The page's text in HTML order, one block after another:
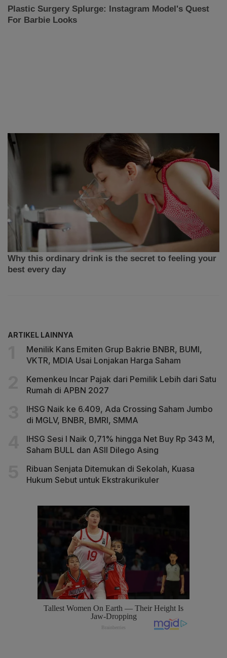
ARTIKEL LAINNYA
Menilik Kans Emiten Grup Bakrie BNBR, BUMI,
VKTR, MDIA Usai Lonjakan Harga Saham
Kemenkeu Incar Pajak dari Pemilik Lebih dari Satu
Rumah di APBN 2027
IHSG Naik ke 6.409, Ada Crossing Saham Jumbo
di MGLV, BNBR, BMRI, SMMA
IHSG Sesi I Naik 0,71% hingga Net Buy Rp 343 M,
Saham BULL dan ASII Dilego Asing
Ribuan Senjata Ditemukan di Sekolah, Kuasa
Hukum Sebut untuk Ekstrakurikuler